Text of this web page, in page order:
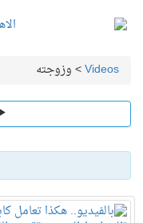
Videos
>وزوجته